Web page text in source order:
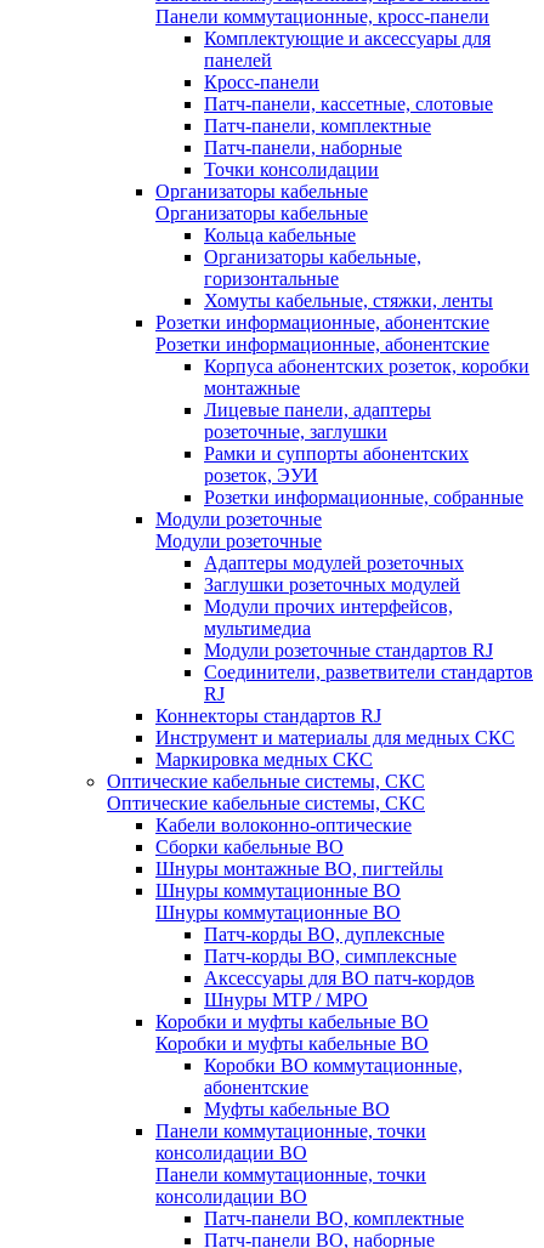
Панели коммутационные, кросс-панели
Комплектующие и аксессуары для
панелей
Кросс-панели
Патч-панели, кассетные, слотовые
Патч-панели, комплектные
Патч-панели, наборные
Точки консолидации
Организаторы кабельные
Организаторы кабельные
Кольца кабельные
Организаторы кабельные,
горизонтальные
Хомуты кабельные, стяжки, ленты
Розетки информационные, абонентские
Розетки информационные, абонентские
Корпуса абонентских розеток, коробки
монтажные
Лицевые панели, адаптеры
розеточные, заглушки
Рамки и суппорты абонентских
розеток, ЭУИ
Розетки информационные, собранные
Модули розеточные
Модули розеточные
Адаптеры модулей розеточных
Заглушки розеточных модулей
Модули прочих интерфейсов,
мультимедиа
Модули розеточные стандартов RJ
Соединители, разветвители стандартов
RJ
Коннекторы стандартов RJ
Инструмент и материалы для медных СКС
Маркировка медных СКС
Оптические кабельные системы, СКС
Оптические кабельные системы, СКС
Кабели волоконно-оптические
Сборки кабельные ВО
Шнуры монтажные ВО, пигтейлы
Шнуры коммутационные ВО
Шнуры коммутационные ВО
Патч-корды ВО, дуплексные
Патч-корды ВО, симплексные
Аксессуары для ВО патч-кордов
Шнуры MTP / MPO
Коробки и муфты кабельные ВО
Коробки и муфты кабельные ВО
Коробки ВО коммутационные,
абонентские
Муфты кабельные ВО
Панели коммутационные, точки
консолидации ВО
Панели коммутационные, точки
консолидации ВО
Патч-панели ВО, комплектные
Патч-панели ВО, наборные